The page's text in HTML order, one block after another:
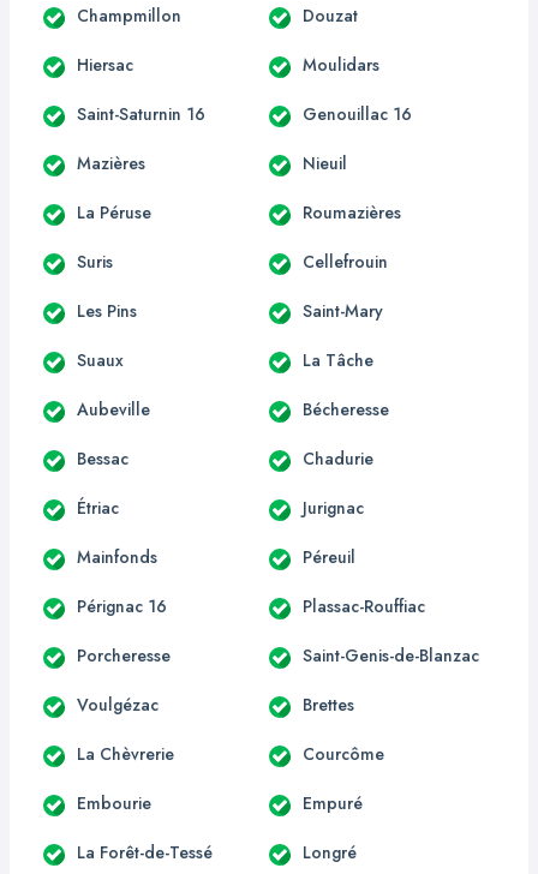
Champmillon Douzat
Hiersac Moulidars
Saint-Saturnin 16 Genouillac 16
Mazières Nieuil
La Péruse Roumazières
Suris Cellefrouin
Les Pins Saint-Mary
Suaux La Tâche
Aubeville Bécheresse
Bessac Chadurie
Étriac Jurignac
Mainfonds Péreuil
Pérignac 16 Plassac-Rouffiac
Porcheresse Saint-Genis-de-Blanzac
Voulgézac Brettes
La Chèvrerie Courcôme
Embourie Empuré
La Forêt-de-Tessé Longré